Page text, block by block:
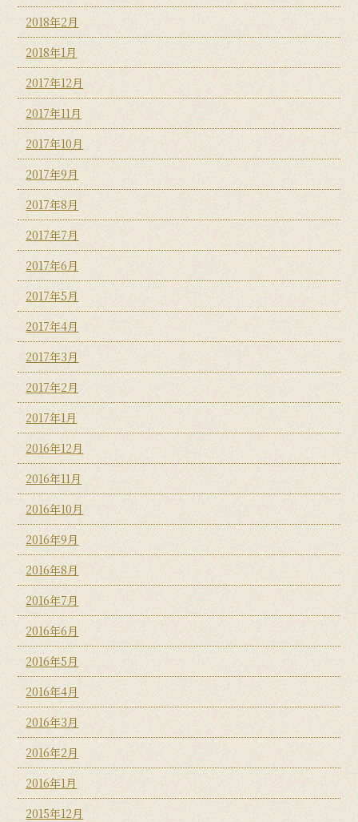
2018年2月
2018年1月
2017年12月
2017年11月
2017年10月
2017年9月
2017年8月
2017年7月
2017年6月
2017年5月
2017年4月
2017年3月
2017年2月
2017年1月
2016年12月
2016年11月
2016年10月
2016年9月
2016年8月
2016年7月
2016年6月
2016年5月
2016年4月
2016年3月
2016年2月
2016年1月
2015年12月